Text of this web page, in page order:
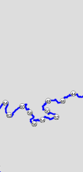
64 48
56
44
52
60
46
50
54
58
62